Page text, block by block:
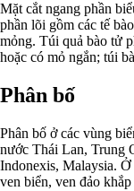
Mặt cắt ngang phần
phần lõi gồm các tế
mỏng. Túi quả bào tử
hoặc có mỏ ngắn; túi
Phân bố
Phân bố ở các vùng
nước Thái Lan, Trung
Indonexis, Malaysia.
ven biển, ven đảo